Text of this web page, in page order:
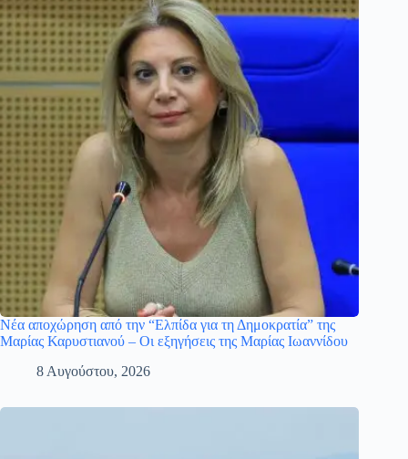
Νέα αποχώρηση από την “Ελπίδα για τη Δημοκρατία” της
Μαρίας Καρυστιανού – Οι εξηγήσεις της Μαρίας Ιωαννίδου
8 Αυγούστου, 2026